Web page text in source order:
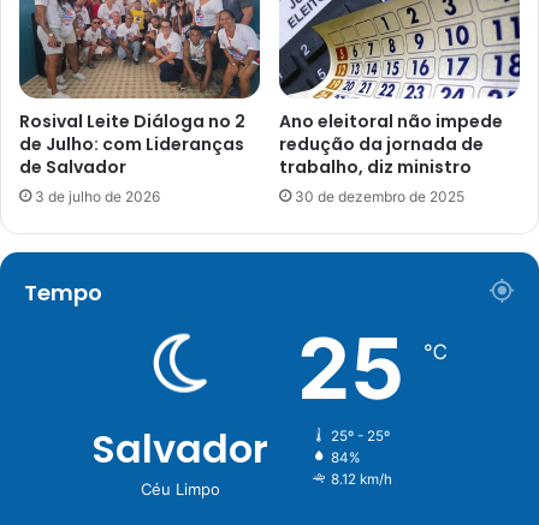
Rosival Leite Diáloga no 2
de Julho: com Lideranças
de Salvador
3 de julho de 2026
Ano eleitoral não impede
redução da jornada de
trabalho, diz ministro
30 de dezembro de 2025
Tempo
Salvador
Céu Limpo
25 ℃
25º - 25º
84%
8.12 km/h